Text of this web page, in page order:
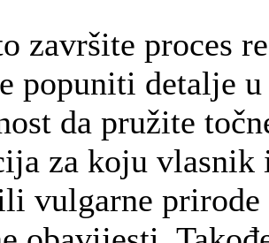
završite proces
popuniti detalje
da pružite
za koju
vulgarne